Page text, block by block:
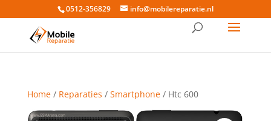
0512-356829 info@mobilereparatie.nl
Home/ Reparaties / Smartphone/ Htc 600